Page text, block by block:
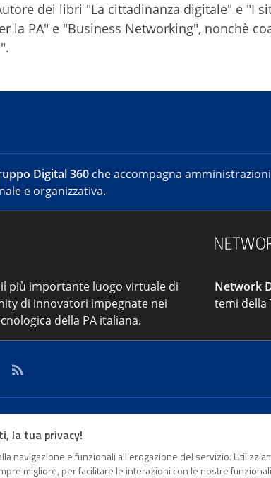
dei libri "La cittadinanza digitale" e "I
la PA" e "Business Networking", nonchè
Digital 360 che accompagna
e organizzativa.
il più importante luogo virtuale di
di innovatori impegnate nei
della PA italiana.
Network
temi della
presso Registro della stampa del Tribunale
la tua privacy!
navigazione e funzionali all’erogazione del servizio.
migliore, per facilitare le interazioni con le nostre